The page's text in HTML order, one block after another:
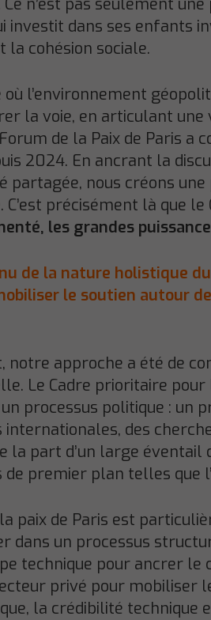
Ce n’est pas seulement
investit dans ses enfants
la cohésion sociale.
où l’environnement
la voie, en articulant une
de la Paix de Paris a
2024. En ancrant la
partagée, nous créons
C’est précisément là que
les grandes
de la nature holistique
le soutien autour
notre approche a été de
Le Cadre prioritaire pour
processus politique : un
des
la part d’un large éventail
premier plan telles que
paix de Paris est
dans un processus
technique pour ancrer le
privé pour mobiliser
la crédibilité technique